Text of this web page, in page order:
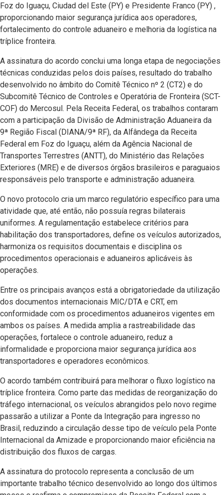
Foz do Iguaçu, Ciudad del Este (PY) e Presidente Franco (PY) ,
proporcionando maior segurança jurídica aos operadores,
fortalecimento do controle aduaneiro e melhoria da logística na
tríplice fronteira.
A assinatura do acordo conclui uma longa etapa de negociações
técnicas conduzidas pelos dois países, resultado do trabalho
desenvolvido no âmbito do Comitê Técnico nº 2 (CT2) e do
Subcomitê Técnico de Controles e Operatória de Fronteira (SCT-
COF) do Mercosul. Pela Receita Federal, os trabalhos contaram
com a participação da Divisão de Administração Aduaneira da
9ª Região Fiscal (DIANA/9ª RF), da Alfândega da Receita
Federal em Foz do Iguaçu, além da Agência Nacional de
Transportes Terrestres (ANTT), do Ministério das Relações
Exteriores (MRE) e de diversos órgãos brasileiros e paraguaios
responsáveis pelo transporte e administração aduaneira.
O novo protocolo cria um marco regulatório específico para uma
atividade que, até então, não possuía regras bilaterais
uniformes. A regulamentação estabelece critérios para
habilitação dos transportadores, define os veículos autorizados,
harmoniza os requisitos documentais e disciplina os
procedimentos operacionais e aduaneiros aplicáveis às
operações.
Entre os principais avanços está a obrigatoriedade da utilização
dos documentos internacionais MIC/DTA e CRT, em
conformidade com os procedimentos aduaneiros vigentes em
ambos os países. A medida amplia a rastreabilidade das
operações, fortalece o controle aduaneiro, reduz a
informalidade e proporciona maior segurança jurídica aos
transportadores e operadores econômicos.
O acordo também contribuirá para melhorar o fluxo logístico na
tríplice fronteira. Como parte das medidas de reorganização do
tráfego internacional, os veículos abrangidos pelo novo regime
passarão a utilizar a Ponte da Integração para ingresso no
Brasil, reduzindo a circulação desse tipo de veículo pela Ponte
Internacional da Amizade e proporcionando maior eficiência na
distribuição dos fluxos de cargas.
A assinatura do protocolo representa a conclusão de um
importante trabalho técnico desenvolvido ao longo dos últimos